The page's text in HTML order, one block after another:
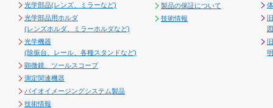
光学部品(レンズ、ミラーなど)
光学部品用ホルダ
(レンズホルダ、ミラーホルダなど)
光学機器
(除振台、レール、各種スタンドなど)
顕微鏡、ツールスコープ
測定関連機器
バイオイメージングシステム製品
技術情報
製品の保証について
技術情報